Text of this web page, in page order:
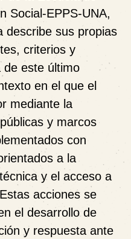
Social-EPPS-UNA,
describe sus propias
criterios y
de este último
en el que el
mediante la
y marcos
con
a la
y el acceso a
acciones se
el desarrollo de
y respuesta ante